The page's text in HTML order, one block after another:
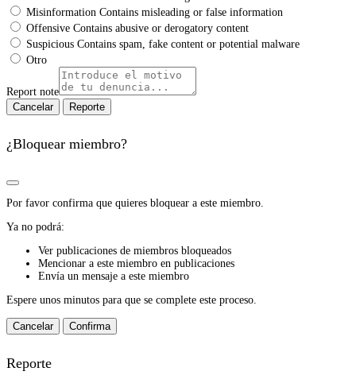
Misinformation Contains misleading or false information
Offensive Contains abusive or derogatory content
Suspicious Contains spam, fake content or potential malware
Otro
Report note
Reporte
¿Bloquear miembro?
Por favor confirma que quieres bloquear a este miembro.
Ya no podrá:
Ver publicaciones de miembros bloqueados
Mencionar a este miembro en publicaciones
Envía un mensaje a este miembro
Espere unos minutos para que se complete este proceso.
Confirma
Reporte